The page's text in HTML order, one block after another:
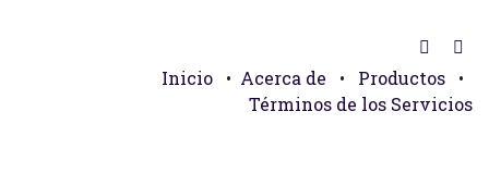
Inicio • Acerca de • Productos
•
Términos de los Servicios